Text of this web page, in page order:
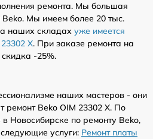
ремонта. Мы большая
Beko. Мы имеем более 20 тыс.
наших складах уже имеется
X. При заказе ремонта на
скидка -25%.
наших мастеров - они
ремонт Beko OIM 23302 X. По
Новосибирске по ремонту Beko,
услуги: Ремонт платы